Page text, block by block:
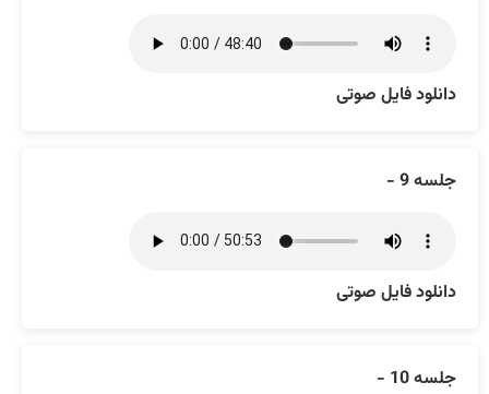
دانلود فایل صوتی
جلسه 9 -
دانلود فایل صوتی
جلسه 10 -